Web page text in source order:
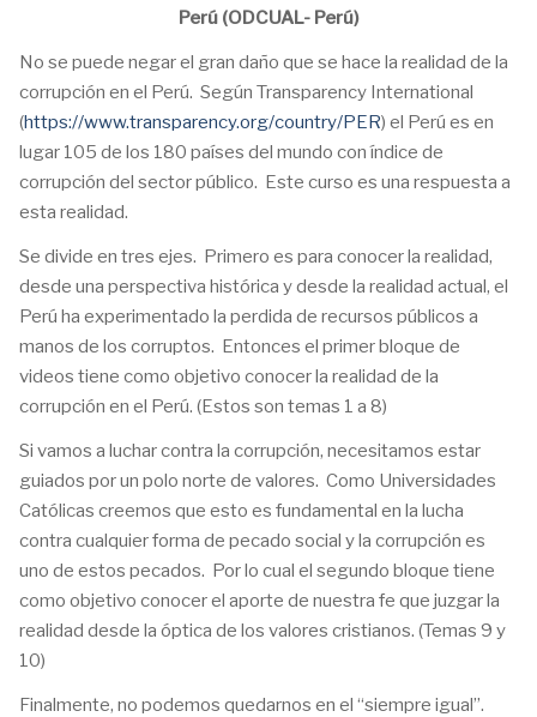
Perú (ODCUAL- Perú)
No se puede negar el gran daño que se hace la realidad de la
corrupción en el Perú. Según Transparency International
(https://www.transparency.org/country/PER) el Perú es en
lugar 105 de los 180 países del mundo con índice de
corrupción del sector público. Este curso es una respuesta a
esta realidad.
Se divide en tres ejes. Primero es para conocer la realidad,
desde una perspectiva histórica y desde la realidad actual, el
Perú ha experimentado la perdida de recursos públicos a
manos de los corruptos. Entonces el primer bloque de
videos tiene como objetivo conocer la realidad de la
corrupción en el Perú. (Estos son temas 1 a 8)
Si vamos a luchar contra la corrupción, necesitamos estar
guiados por un polo norte de valores. Como Universidades
Católicas creemos que esto es fundamental en la lucha
contra cualquier forma de pecado social y la corrupción es
uno de estos pecados. Por lo cual el segundo bloque tiene
como objetivo conocer el aporte de nuestra fe que juzgar la
realidad desde la óptica de los valores cristianos. (Temas 9 y
10)
Finalmente, no podemos quedarnos en el “siempre igual”.